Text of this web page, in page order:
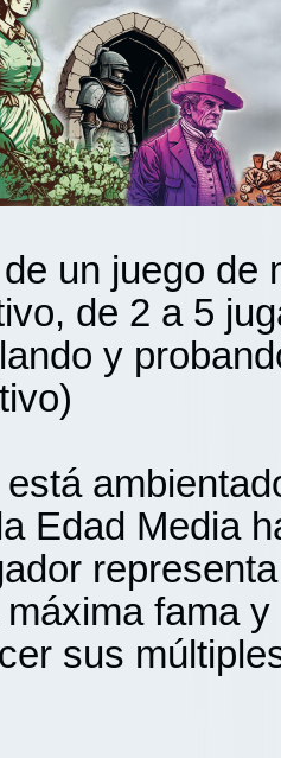
un juego de
de 2 a 5
y
Edad Media
fama
sus